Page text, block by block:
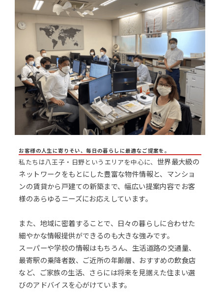
お客様の人生に寄りそい、毎日の暮らしに最適なご提案を。
私たちは八王子・日野というエリアを中心に、 世界最大級の
ネットワークをもとにした豊富な物件情報と、マンショ
ンの賃貸から戸建ての新築まで、幅広い提案内容でお客
様のあらゆるニーズにお応えしています。
また、地域に密着することで、日々の暮らしに合わせた
細やかな情報提供ができるのも大きな強みです。
スーパーや学校の情報はもちろん、生活道路の交通量、
最寄駅の乗降者数、ご近所の年齢層、おすすめの飲食店
など、ご家族の生活、さらには将来を見据えた住まい選
びのアドバイスを心がけています。